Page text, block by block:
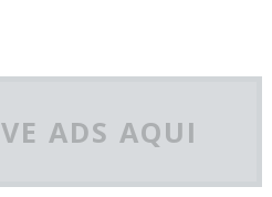
ADS AQUI